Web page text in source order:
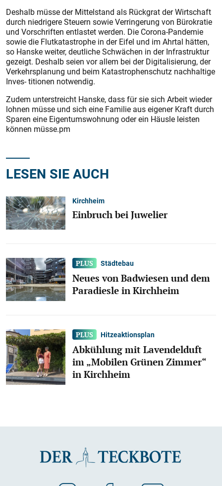
Deshalb müsse der Mittelstand als Rückgrat der Wirtschaft
durch niedrigere Steuern sowie Verringerung von Bürokratie
und Vorschriften entlastet werden. Die Corona-Pandemie
sowie die Flutkatastrophe in der Eifel und im Ahrtal hätten,
so Hanske weiter, deutliche Schwächen in der Infrastruktur
gezeigt. Deshalb seien vor allem bei der Digitalisierung, der
Verkehrsplanung und beim Katastrophenschutz nachhaltige
Inves- titionen notwendig.
Zudem unterstreicht Hanske, dass für sie sich Arbeit wieder
lohnen müsse und sich eine Familie aus eigener Kraft durch
Sparen eine Eigentumswohnung oder ein Häusle leisten
können müsse.pm
LESEN SIE AUCH
Kirchheim
Einbruch bei Juwelier
Städtebau
Neues von Badwiesen und dem
Paradiesle in Kirchheim
Hitzeaktionsplan
Abkühlung mit Lavendelduft
im „Mobilen Grünen Zimmer“
in Kirchheim